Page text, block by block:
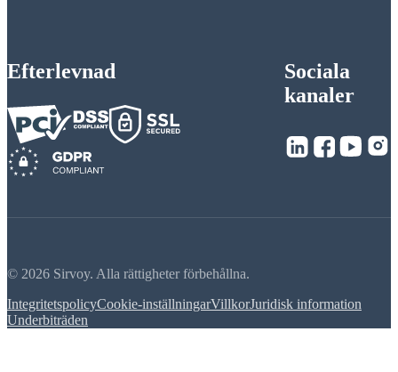
Efterlevnad
Sociala
kanaler
© 2026 Sirvoy. Alla rättigheter förbehållna.
IntegritetspolicyCookie-inställningarVillkorJuridisk information
Underbiträden